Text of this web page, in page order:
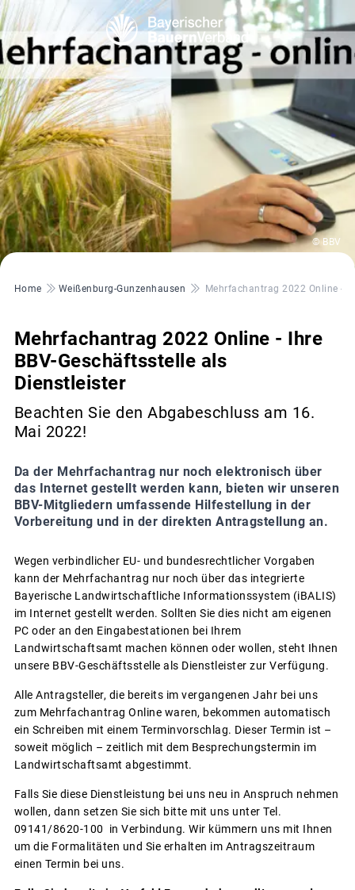
© BBV
Pfadnavigation
Home Weißenburg-Gunzenhausen Mehrfachantrag 2022 Online -
Mehrfachantrag 2022 Online - Ihre
BBV-Geschäftsstelle als
Dienstleister
Beachten Sie den Abgabeschluss am 16.
Mai 2022!
Da der Mehrfachantrag nur noch elektronisch über
das Internet gestellt werden kann, bieten wir unseren
BBV-Mitgliedern umfassende Hilfestellung in der
Vorbereitung und in der direkten Antragstellung an.
Wegen verbindlicher EU- und bundesrechtlicher Vorgaben
kann der Mehrfachantrag nur noch über das integrierte
Bayerische Landwirtschaftliche Informationssystem (iBALIS)
im Internet gestellt werden. Sollten Sie dies nicht am eigenen
PC oder an den Eingabestationen bei Ihrem
Landwirtschaftsamt machen können oder wollen, steht Ihnen
unsere BBV-Geschäftsstelle als Dienstleister zur Verfügung.
Alle Antragsteller, die bereits im vergangenen Jahr bei uns
zum Mehrfachantrag Online waren, bekommen automatisch
ein Schreiben mit einem Terminvorschlag. Dieser Termin ist –
soweit möglich – zeitlich mit dem Besprechungstermin im
Landwirtschaftsamt abgestimmt.
Falls Sie diese Dienstleistung bei uns neu in Anspruch nehmen
wollen, dann setzen Sie sich bitte mit uns unter Tel.
09141/8620-100 in Verbindung. Wir kümmern uns mit Ihnen
um die Formalitäten und Sie erhalten im Antragszeitraum
einen Termin bei uns.